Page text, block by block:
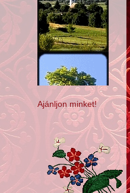
Ajánljon minket!